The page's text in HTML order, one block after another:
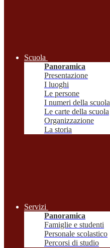
Scuola
Panoramica
Presentazione
I luoghi
Le persone
I numeri della scuola
Le carte della scuola
Organizzazione
La storia
Servizi
Panoramica
Famiglie e studenti
Personale scolastico
Percorsi di studio